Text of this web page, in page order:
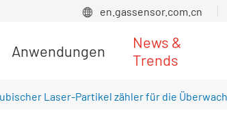
 en.gassensor.com.cn
Anwendungen
News &
Trends
Laser-Partikel zähler für die